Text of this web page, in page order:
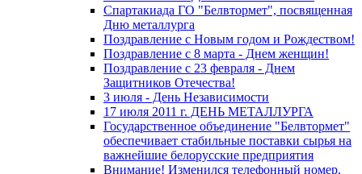
Спартакиада ГО "Белвтормет", посвященная
Дню металлурга
Поздравление с Новым годом и Рождеством!
Поздравление с 8 марта - Днем женщин!
Поздравление с 23 февраля - Днем
Защитников Отечества!
3 июля - День Независимости
17 июля 2011 г. ДЕНЬ МЕТАЛЛУРГА
Государственное объединение "Белвтормет"
обеспечивает стабильные поставки сырья на
важнейшие белорусские предприятия
Внимание! Изменился телефонный номер.